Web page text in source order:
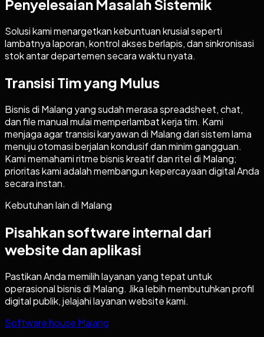
Penyelesaian Masalah Sistemik
Solusi kami menargetkan kebuntuan krusial seperti
lambatnya laporan, kontrol akses berlapis, dan sinkronisasi
stok antar departemen secara waktu nyata.
Transisi Tim yang Mulus
Bisnis di Malang yang sudah merasa spreadsheet, chat,
dan file manual mulai memperlambat kerja tim. Kami
menjaga agar transisi karyawan di Malang dari sistem lama
menuju otomasi berjalan kondusif dan minim gangguan.
Kami memahami ritme bisnis kreatif dan ritel di Malang;
prioritas kami adalah membangun kepercayaan digital Anda
secara instan.
Kebutuhan lain di Malang
Pisahkan software internal dari
website dan aplikasi
Pastikan Anda memilih layanan yang tepat untuk
operasional bisnis di Malang. Jika lebih membutuhkan profil
digital publik, jelajahi layanan website kami.
Software house Malang